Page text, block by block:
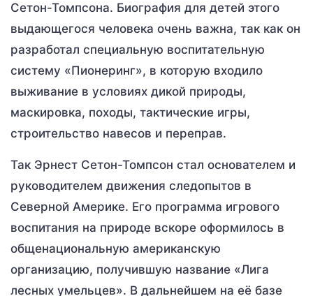
Сетон-Томпсона. Биография для детей этого
выдающегося человека очень важна, так как он
разработал специальную воспитательную
систему «Пионеринг», в которую входило
выживание в условиях дикой природы,
маскировка, походы, тактические игры,
строительство навесов и переправ.
Так Эрнест Сетон-Томпсон стал основателем и
руководителем движения следопытов в
Северной Америке. Его программа игрового
воспитания на природе вскоре оформилось в
общенациональную американскую
организацию, получившую название «Лига
лесных умельцев». В дальнейшем на её базе